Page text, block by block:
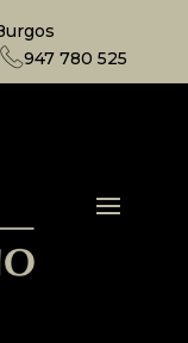
947 780 525